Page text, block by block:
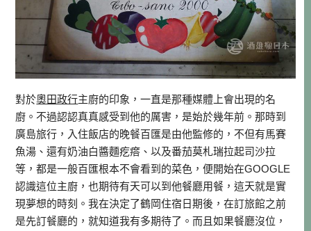
對於奧田政行主廚的印象，一直是那種媒體上會出現的名
廚。不過認認真真感受到他的厲害，是始於幾年前。那時到
廣島旅行，入住飯店的晚餐百匯是由他監修的，不但有馬賽
魚湯、還有奶油白醬麵疙瘩、以及番茄莫札瑞拉起司沙拉
等，都是一般百匯根本不會看到的菜色，便開始在GOOGLE
認識這位主廚，也期待有天可以到他餐廳用餐，這天就是實
現夢想的時刻。我在決定了鶴岡住宿日期後，在訂旅館之前
是先訂餐廳的，就知道我有多期待了。而且如果餐廳沒位，